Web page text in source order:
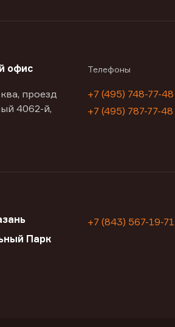
офис
проезд
4062-й,
Телефоны
+7 (495) 748-77-48
+7 (495) 787-77-48
Парк
+7 (843) 567-19-71